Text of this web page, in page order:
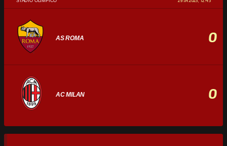
AS ROMA 0
AC MILAN 0
STATYSTYKI